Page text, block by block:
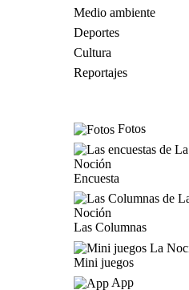
Medio ambiente
Deportes
Cultura
Reportajes
Fotos
Encuesta
Las Columnas
Mini juegos
App